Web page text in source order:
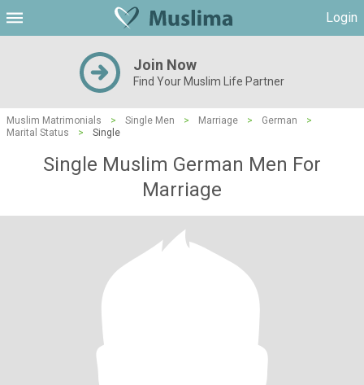
Login
Join Now
Find Your Muslim Life Partner
Muslim Matrimonials > Single Men > Marriage > German
>
Marital Status
> Single
Single Muslim German Men For
Marriage